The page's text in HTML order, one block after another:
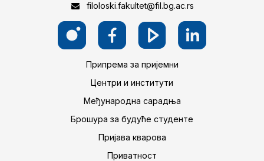
filoloski.fakultet@fil.bg.ac.rs
Припрема за пријемни
Центри и институти
Међународна сарадња
Брошура за будуће студенте
Пријава кварова
Приватност